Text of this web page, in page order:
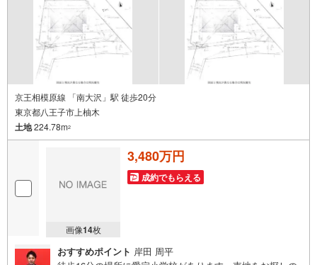
京王相模原線 「南大沢」駅 徒歩20分
東京都八王子市上柚木
土地224.78m2
画像14枚
3,480万円
成約でもらえる
おすすめポイント 岸田 周平